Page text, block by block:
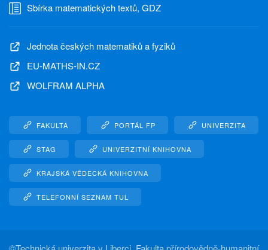
Sbírka matematických textů, GDZ
Jednota českých matematiků a fyziků
EU-MATHS-IN.CZ
WOLFRAM ALPHA
FAKULTA PORTÁL FP UNIVERZITA
STAG UNIVERZITNÍ KNIHOVNA
KRAJSKÁ VĚDECKÁ KNIHOVNA
TELEFONNÍ SEZNAM TUL